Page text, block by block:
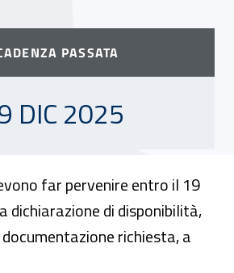
PASSATA
2025
DIC 2025
far pervenire entro il 19
dichiarazione di disponibilità,
richiesta, a